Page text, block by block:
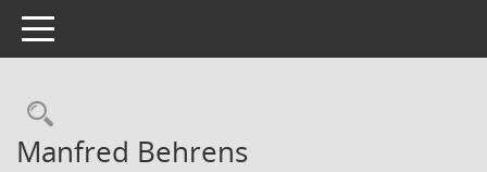
Toggle navigation
Rechercheauswahl
Manfred Behrens